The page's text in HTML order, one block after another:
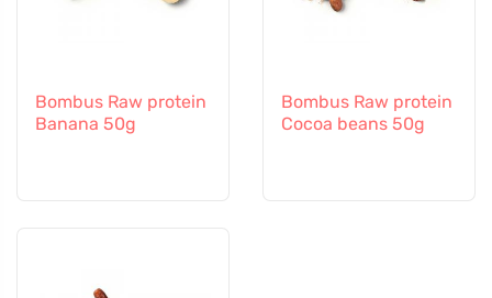
Bombus Raw protein
Banana 50g
Bombus Raw protein
Cocoa beans 50g